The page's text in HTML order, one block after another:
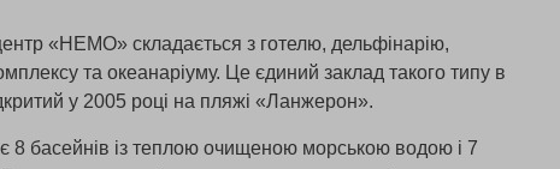
«НЕМО» складається з готелю, дельфінарію,
та океанаріуму. Це єдиний заклад такого типу в
у 2005 році на пляжі «Ланжерон».
є 8 басейнів із теплою очищеною морською водою і 7